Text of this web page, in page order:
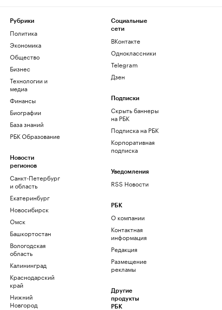
Рубрики
Политика
Экономика
Общество
Бизнес
Технологии и
медиа
Финансы
Биографии
База знаний
РБК Образование
Новости
регионов
Санкт-Петербург
и область
Екатеринбург
Новосибирск
Омск
Башкортостан
Вологодская
область
Калининград
Краснодарский
край
Нижний
Новгород
Социальные
сети
ВКонтакте
Одноклассники
Telegram
Дзен
Подписки
Скрыть баннеры
на РБК
Подписка на РБК
Корпоративная
подписка
Уведомления
RSS Новости
РБК
О компании
Контактная
информация
Редакция
Размещение
рекламы
Другие
продукты
РБК